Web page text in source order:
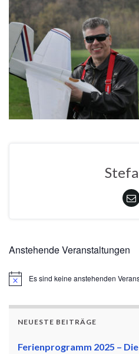
Anstehende Veranstaltungen
HinweisEs sind keine anstehenden
NEUESTE BEITRÄGE
Ferienprogramm 2025 –